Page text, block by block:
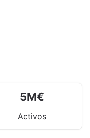
5M€
Activos